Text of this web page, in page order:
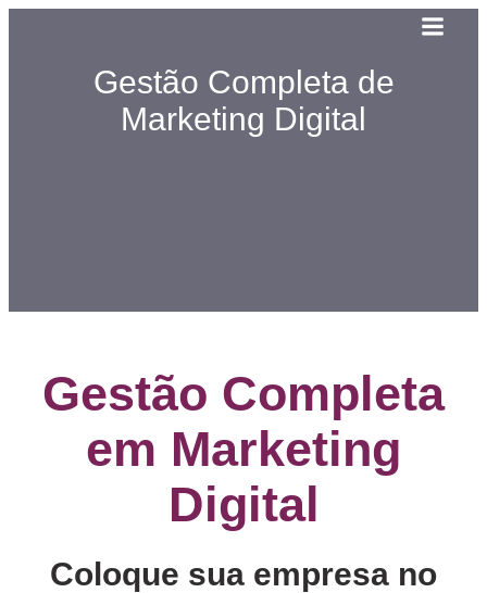
Gestão Completa de
Marketing Digital
Gestão Completa
em Marketing
Digital
Coloque sua empresa no